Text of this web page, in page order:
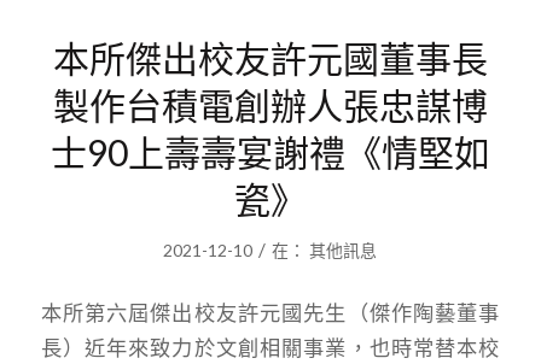
本所傑出校友許元國董事長
製作台積電創辦人張忠謀博
士90上壽壽宴謝禮《情堅如
瓷》
2021-12-10 / 在：其他訊息
本所第六屆傑出校友許元國先生（傑作陶藝董事
長）近年來致力於文創相關事業，也時常替本校